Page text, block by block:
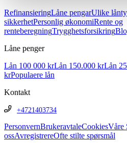
RefinansieringLåne pengarUlike
sikkerhetPersonlig økonomiRente og
renteberegningTrygghetsforsikring
Låne penger
Lån 100 000 krLån 150.000 krLån
krPopulaere lån
Kontakt
+4721403734
PersonvernBrukeravtaleCookiesVåre
ossAvregistrereOfte stilte spørsmål